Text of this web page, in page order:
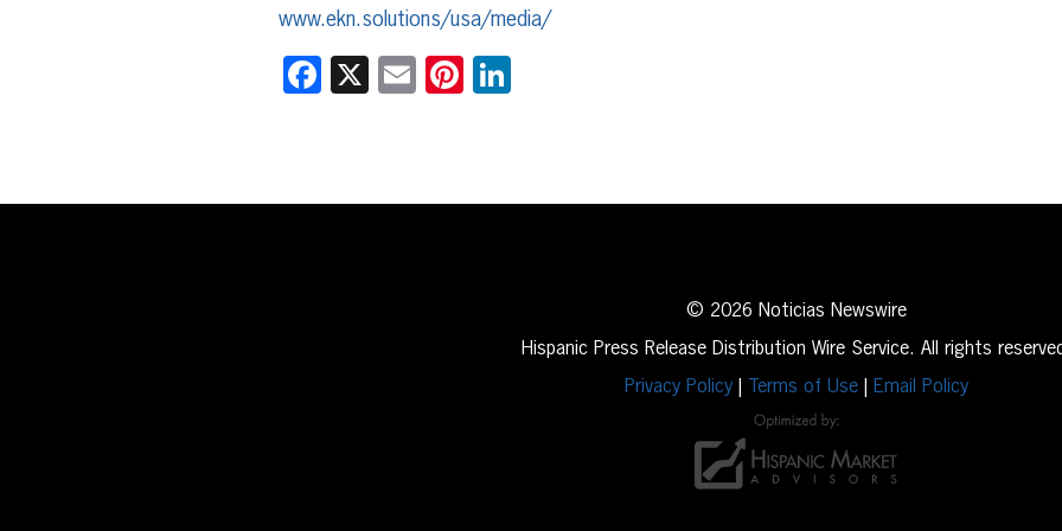
www.ekn.solutions/usa/media/
Facebook
X EmailPinterest
© 2026 Noticias Newswire
Hispanic Press Release Distribution Wire Service. All rights
Privacy Policy
Terms of Use Email Policy